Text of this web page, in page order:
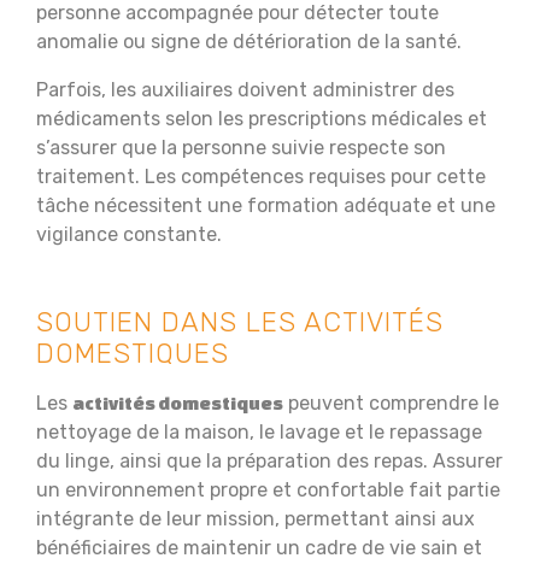
personne accompagnée pour détecter toute
anomalie ou signe de détérioration de la santé.
Parfois, les auxiliaires doivent administrer des
médicaments selon les prescriptions médicales et
s’assurer que la personne suivie respecte son
traitement. Les compétences requises pour cette
tâche nécessitent une formation adéquate et une
vigilance constante.
SOUTIEN DANS LES ACTIVITÉS
DOMESTIQUES
Les activités domestiques peuvent comprendre le
nettoyage de la maison, le lavage et le repassage
du linge, ainsi que la préparation des repas. Assurer
un environnement propre et confortable fait partie
intégrante de leur mission, permettant ainsi aux
bénéficiaires de maintenir un cadre de vie sain et